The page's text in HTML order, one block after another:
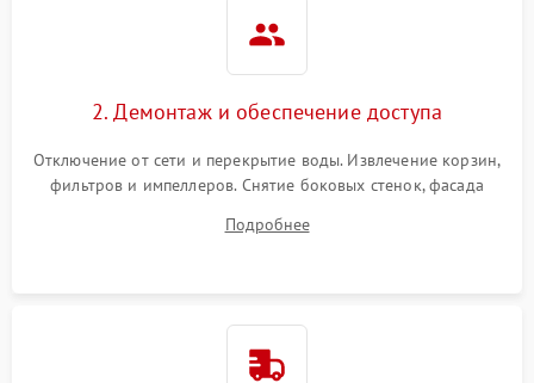
2. Демонтаж и обеспечение доступа
Отключение от сети и перекрытие воды. Извлечение корзин,
фильтров и импеллеров. Снятие боковых стенок, фасада
циркуляционному насосу, ТЭНу и сливной помпе.
Подробнее